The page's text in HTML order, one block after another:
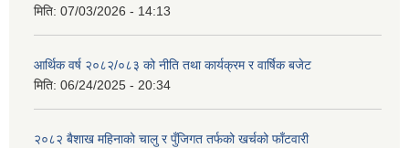
मिति: 07/03/2026 - 14:13
आर्थिक वर्ष २०८२/०८३ को नीति तथा कार्यक्रम र वार्षिक बजेट
मिति: 06/24/2025 - 20:34
२०८२ बैशाख महिनाको चालु र पुँजिगत तर्फको खर्चको फाँटवारी